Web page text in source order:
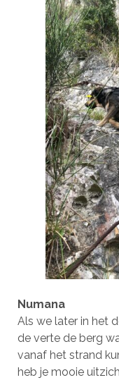
Numana
Als we later in het
de verte de berg
vanaf het strand
heb je mooie